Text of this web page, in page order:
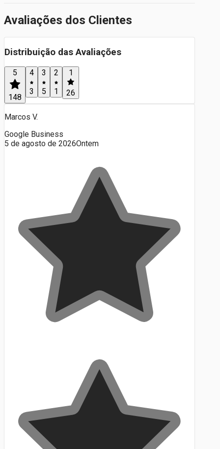
Avaliações dos Clientes
Distribuição das Avaliações
5
148
4
3
3
5
2
1
1
26
Marcos V.
Google Business
5 de agosto de 2026Ontem